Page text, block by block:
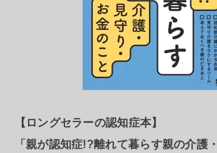
【ロングセラーの認知症本】
「親が認知症!?離れて暮らす親の介護